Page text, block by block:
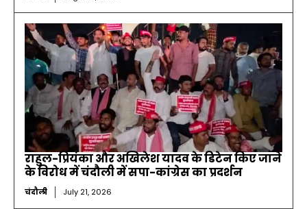
राहुल-प्रियंका और अखिलेश यादव के डिटेन किए जाने
के विरोध में चंदौली में सपा-कांग्रेस का प्रदर्शन
चंदौली July 21, 2026